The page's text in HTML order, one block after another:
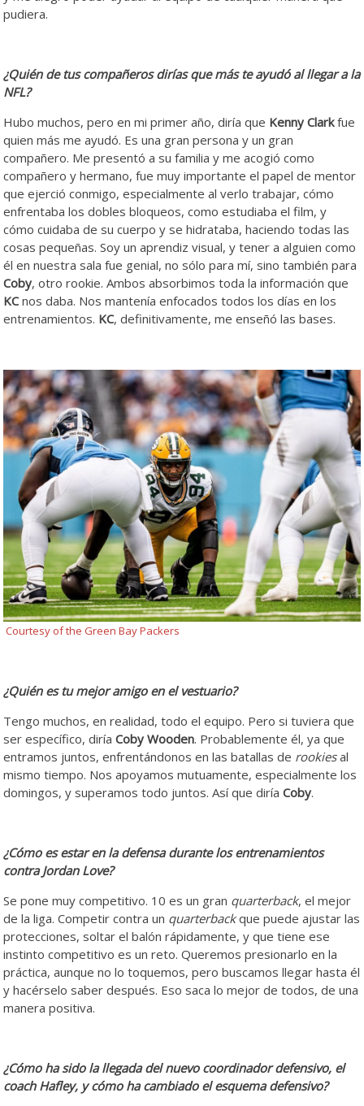
pudiera.
¿Quién de tus compañeros dirías que más te ayudó al llegar a la
NFL?
Hubo muchos, pero en mi primer año, diría que Kenny Clarkfue
quien más me ayudó. Es una gran persona y un gran
compañero. Me presentó a su familia y me acogió como
compañero y hermano, fue muy importante el papel de mentor
que ejerció conmigo, especialmente al verlo trabajar, cómo
enfrentaba los dobles bloqueos, como estudiaba el film, y
cómo cuidaba de su cuerpo y se hidrataba, haciendo todas las
cosas pequeñas. Soy un aprendiz visual, y tener a alguien como
él en nuestra sala fue genial, no sólo para mí, sino también para
Coby, otro rookie. Ambos absorbimos toda la información que
KCnos daba. Nos mantenía enfocados todos los días en los
entrenamientos. KC, definitivamente, me enseñó las bases.
Courtesy of the Green Bay Packers
¿Quién es tu mejor amigo en el vestuario?
Tengo muchos, en realidad, todo el equipo. Pero si tuviera que
ser específico, diríaCoby Wooden. Probablemente él, ya que
entramos juntos, enfrentándonos en las batallas de rookiesal
mismo tiempo. Nos apoyamos mutuamente, especialmente los
domingos, y superamos todo juntos. Así que diríaCoby.
¿Cómo es estar en la defensa durante los entrenamientos
contra Jordan Love?
Se pone muy competitivo. 10 es un gran quarterback, el mejor
de la liga. Competir contra un quarterbackque puede ajustar las
protecciones, soltar el balón rápidamente, y que tiene ese
instinto competitivo es un reto. Queremos presionarlo en la
práctica, aunque no lo toquemos, pero buscamos llegar hasta él
y hacérselo saber después. Eso saca lo mejor de todos, de una
manera positiva.
¿Cómo ha sido la llegada del nuevo coordinador defensivo, el
coach Hafley, y cómo ha cambiado el esquema defensivo?